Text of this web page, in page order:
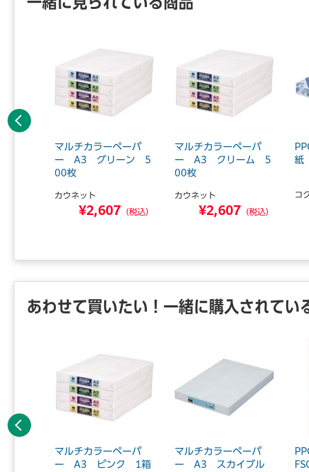
一緒に見られている商品
マルチカラーペーパ
ー A3 グリーン 5
00枚
カウネット
¥2,607 （税込）
マルチカラーペーパ
ー A3 クリーム 5
00枚
カウネット
¥2,607 （税込）
コ
前へ
あわせて買いたい！一緒に購入されてい
マルチカラーペーパ
ー A3 ピンク 1箱
マルチカラーペーパ
ー A3 スカイブル
前へ